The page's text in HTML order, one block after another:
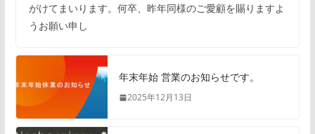
がけてまいります。何卒、昨年同様のご愛顧を賜りますよ
うお願い申し
年末年始 営業のお知らせです。
2025年12月13日